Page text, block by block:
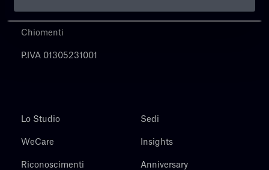
Chiomenti
P.IVA 01305231001
Lo Studio
WeCare
Riconoscimenti
Sedi
Insights
Anniversary